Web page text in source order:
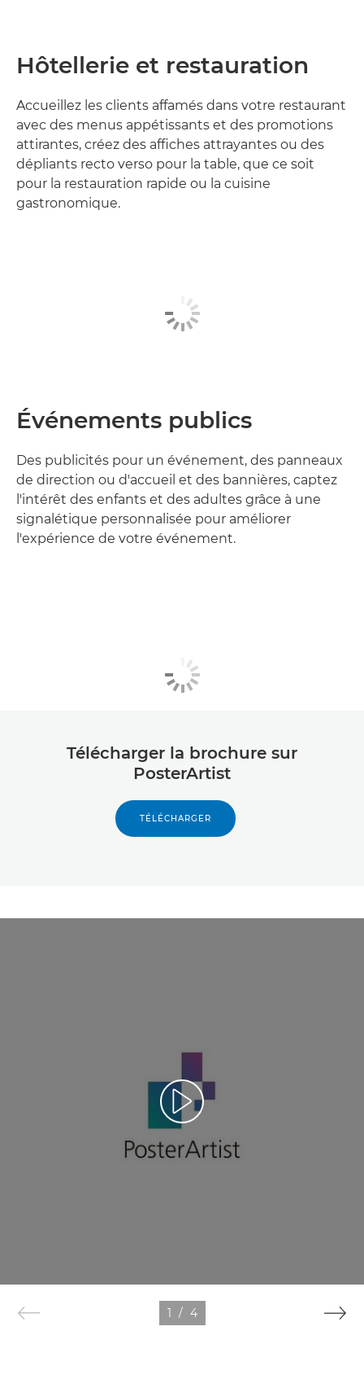
Hôtellerie et restauration
Accueillez les clients affamés dans votre restaurant
avec des menus appétissants et des promotions
attirantes, créez des affiches attrayantes ou des
dépliants recto verso pour la table, que ce soit
pour la restauration rapide ou la cuisine
gastronomique.
Événements publics
Des publicités pour un événement, des panneaux
de direction ou d'accueil et des bannières, captez
l'intérêt des enfants et des adultes grâce à une
signalétique personnalisée pour améliorer
l'expérience de votre événement.
Télécharger la brochure sur
PosterArtist
TÉLÉCHARGER
1 / 4